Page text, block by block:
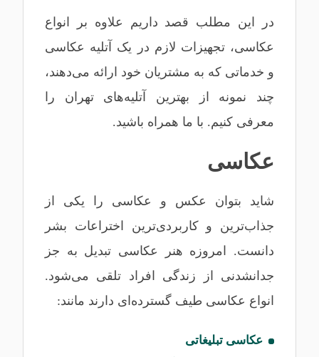
در این مطلب قصد داریم علاوه بر انواع
عکاسی، تجهیزات لازم در یک آتلیه عکاسی
و خدماتی که به مشتریان خود ارائه می‌دهند،
چند نمونه از بهترین آتلیه‌های تهران را
معرفی کنیم. با ما همراه باشید.
عکاسی
شاید بتوان عکس و عکاسی را یکی از
جذاب‌ترین و کاربردی‌ترین اختراعات بشر
دانست. امروزه هنر عکاسی تبدیل به جز
جدانشدنی از زندگی افراد تلقی می‌شود.
انواع عکاسی طیف‌ گسترده‌ای دارند مانند:
عکاسی تبلیغاتی